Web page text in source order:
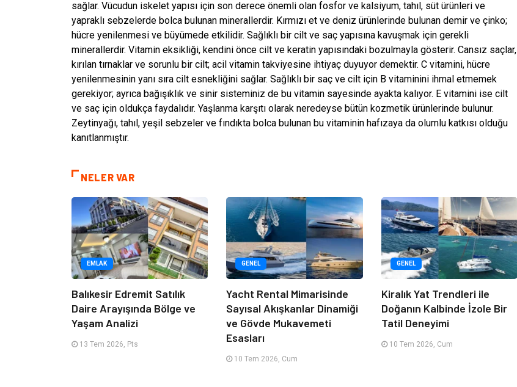
sağlar. Vücudun iskelet yapısı için son derece önemli olan fosfor ve kalsiyum, tahıl, süt ürünleri ve
yapraklı sebzelerde bolca bulunan minerallerdir. Kırmızı et ve deniz ürünlerinde bulunan demir ve çinko;
hücre yenilenmesi ve büyümede etkilidir. Sağlıklı bir cilt ve saç yapısına kavuşmak için gerekli
minerallerdir. Vitamin eksikliği, kendini önce cilt ve keratin yapısındaki bozulmayla gösterir. Cansız saçlar,
kırılan tırnaklar ve sorunlu bir cilt; acil vitamin takviyesine ihtiyaç duyuyor demektir. C vitamini, hücre
yenilenmesinin yanı sıra cilt esnekliğini sağlar. Sağlıklı bir saç ve cilt için B vitaminini ihmal etmemek
gerekiyor; ayrıca bağışıklık ve sinir sisteminiz de bu vitamin sayesinde ayakta kalıyor. E vitamini ise cilt
ve saç için oldukça faydalıdır. Yaşlanma karşıtı olarak neredeyse bütün kozmetik ürünlerinde bulunur.
Zeytinyağı, tahıl, yeşil sebzeler ve fındıkta bolca bulunan bu vitaminin hafızaya da olumlu katkısı olduğu
kanıtlanmıştır.
NELER VAR
EMLAK
Balıkesir Edremit Satılık
Daire Arayışında Bölge ve
Yaşam Analizi
13 Tem 2026, Pts
GENEL
Yacht Rental Mimarisinde
Sayısal Akışkanlar Dinamiği
ve Gövde Mukavemeti
Esasları
10 Tem 2026, Cum
GENEL
Kiralık Yat Trendleri ile
Doğanın Kalbinde İzole Bir
Tatil Deneyimi
10 Tem 2026, Cum